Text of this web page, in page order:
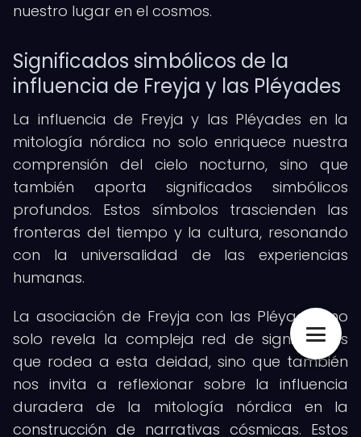
nuestro lugar en el cosmos.
Significados simbólicos de la
influencia de Freyja y las Pléyades
La influencia de Freyja y las Pléyades en la
mitología nórdica no solo enriquece nuestra
comprensión del cielo nocturno, sino que
también aporta significados simbólicos
profundos. Estos símbolos trascienden las
fronteras del tiempo y la cultura, resonando
con la universalidad de las experiencias
humanas.
La asociación de Freyja con las Pléyades no
solo revela la compleja red de significados
que rodea a esta deidad, sino que también
nos invita a reflexionar sobre la influencia
duradera de la mitología nórdica en la
construcción de narrativas cósmicas. Estos